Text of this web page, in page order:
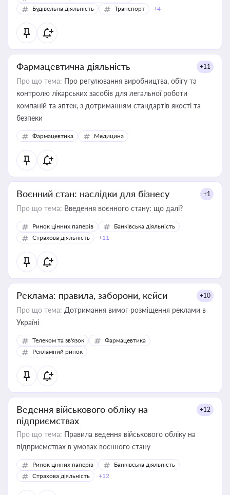
Будівельна діяльність
Транспорт +4
Фармацевтична діяльність +11
Про що тема: Про регулювання виробництва, обігу та
контролю лікарських засобів для легальної роботи
компаній та аптек, з дотриманням стандартів якості та
безпеки
Фармацевтика Медицина
Воєнний стан: наслідки для бізнесу +1
Про що тема: Введення воєнного стану: що далі?
Ринок цінних паперів
Банківська діяльність
Страхова діяльність
+11
Реклама: правила, заборони, кейси +10
Про що тема: Дотримання вимог розміщення реклами в
Україні
Телеком та зв'язок
Фармацевтика
Рекламний ринок
Ведення військового обліку на
підприємствах
+12
Про що тема: Правила ведення військового обліку на
підприємствах в умовах воєнного стану
Ринок цінних паперів
Банківська діяльність
Страхова діяльність
+12